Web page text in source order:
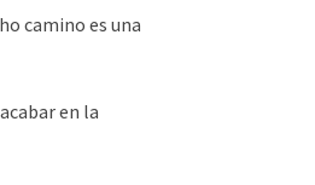
camino es una
en la